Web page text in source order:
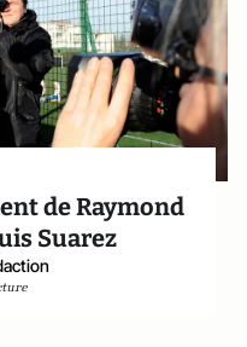
de Raymond
Suarez